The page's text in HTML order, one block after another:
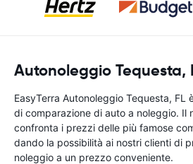
Autonoleggio Tequesta,
EasyTerra Autonoleggio Tequesta, FL
di comparazione di auto a noleggio. Il
confronta i prezzi delle più famose
dando la possibilità ai nostri clienti di
noleggio a un prezzo conveniente.